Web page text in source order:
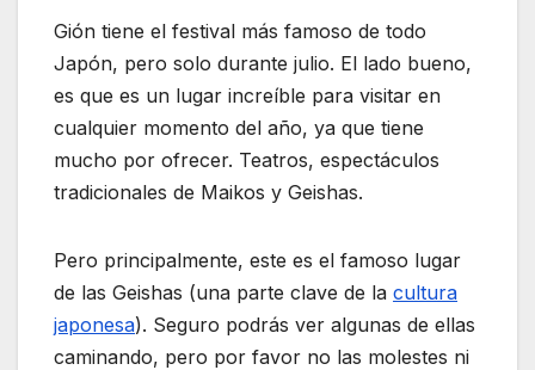
Gión tiene el festival más famoso de todo
Japón, pero solo durante julio. El lado bueno,
es que es un lugar increíble para visitar en
cualquier momento del año, ya que tiene
mucho por ofrecer. Teatros, espectáculos
tradicionales de Maikos y Geishas.
Pero principalmente, este es el famoso lugar
de las Geishas (una parte clave de la cultura
japonesa). Seguro podrás ver algunas de ellas
caminando, pero por favor no las molestes ni